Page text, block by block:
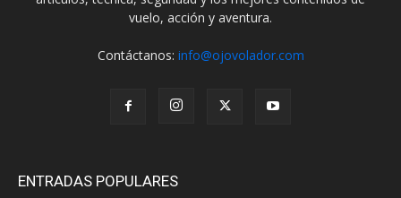
vuelo, acción y aventura.
Contáctanos: info@ojovolador.com
ENTRADAS POPULARES